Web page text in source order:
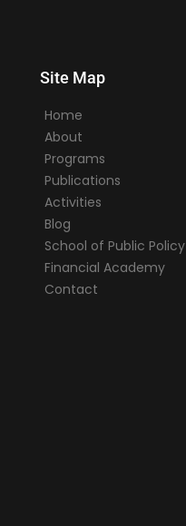
Site Map
Home
About
Programs
Publications
Activities
Blog
School of Public Policy
Financial Academy
Contact